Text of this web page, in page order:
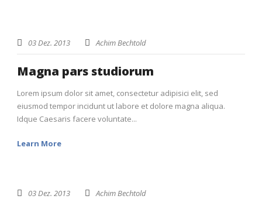
03 Dez. 2013 Achim Bechtold
Magna pars studiorum
Lorem ipsum dolor sit amet, consectetur adipisici elit, sed
eiusmod tempor incidunt ut labore et dolore magna aliqua.
Idque Caesaris facere voluntate...
Learn More
03 Dez. 2013 Achim Bechtold